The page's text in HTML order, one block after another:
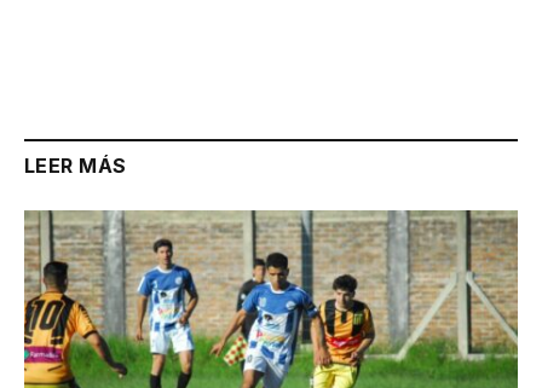
LEER MÁS